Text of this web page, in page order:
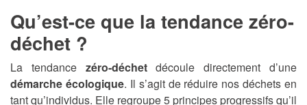
Qu’est-ce que la tendance zéro-
déchet ?
La tendance zéro-déchetdécoule directement d’une
démarche écologique. Il s’agit de réduire nos déchets en
tant qu’individus. Elle regroupe 5 principes progressifs qu’il